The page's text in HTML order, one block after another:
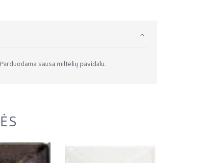
sausa miltelių pavidalu.